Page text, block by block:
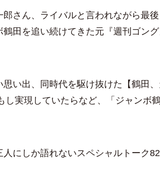
さん、ライバルと言われながら最
田を追い続けてきた元『週刊ゴン
い出、同時代を駆け抜けた【鶴田
し実現していたらなど、「ジャンボ
にしか語れないスペシャルトーク